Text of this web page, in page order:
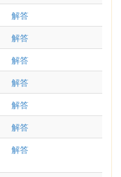
解答
解答
解答
解答
解答
解答
解答